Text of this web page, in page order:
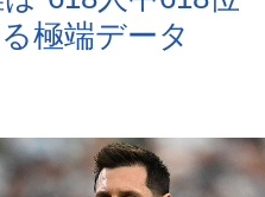
極端データ